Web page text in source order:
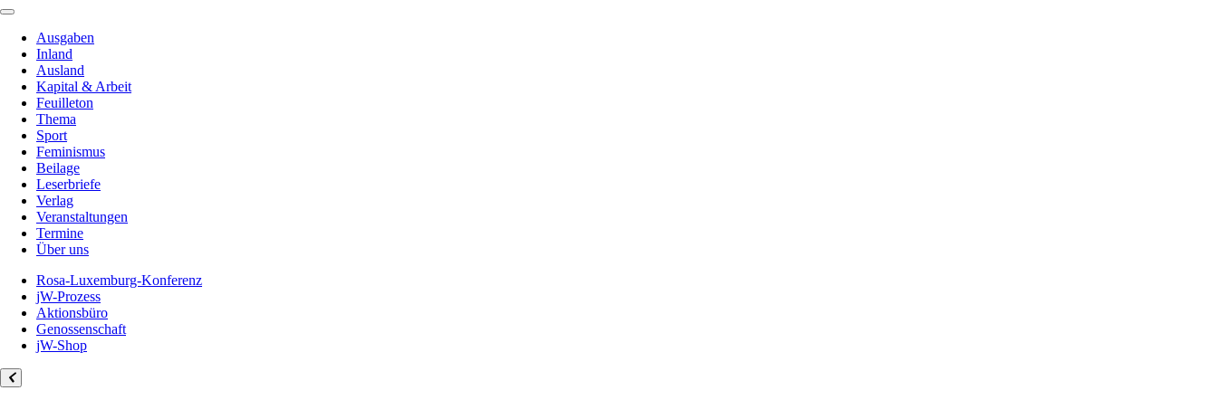
Ausgaben
Inland
Ausland
Kapital & Arbeit
Feuilleton
Thema
Sport
Feminismus
Beilage
Leserbriefe
Verlag
Veranstaltungen
Termine
Über uns
Rosa-Luxemburg-Konferenz
jW-Prozess
Aktionsbüro
Genossenschaft
jW-Shop